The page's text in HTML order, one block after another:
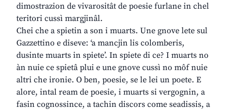
dimostrazion de vivarositât de poesie furlane in chel
teritori cussì margjinâl.
Chei che a spietin a son i muarts. Une gnove lete sul
Gazzettino e diseve: ‘a mancjin lis colomberis,
dusinte muarts in spiete’. In spiete di ce? I muarts no
àn nuie ce spietâ plui e une gnove cussì no môf nuie
altri che ironie. O ben, poesie, se le lei un poete. E
alore, intal ream de poesie, i muarts si vergognin, a
fasin cognossince, a tachin discors come seadissis, a